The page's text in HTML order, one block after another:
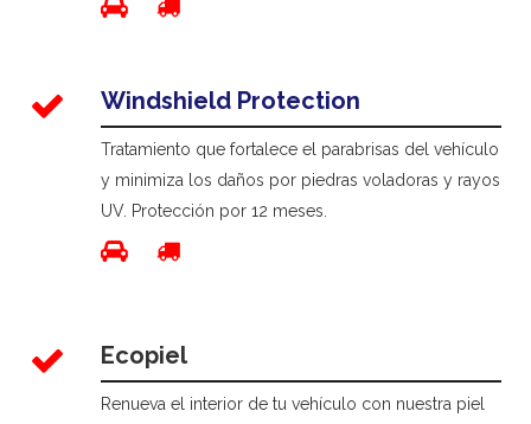
Windshield Protection
Tratamiento que fortalece el parabrisas del vehículo
y minimiza los daños por piedras voladoras y rayos
UV. Protección por 12 meses.
Ecopiel
Renueva el interior de tu vehículo con nuestra piel